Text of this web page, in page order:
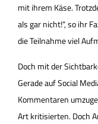
mit ihrem Käse.
als gar nicht!“, so ihr
die Teilnahme viel
Doch mit der
Gerade auf Social
Kommentaren
Art kritisierten. Doch